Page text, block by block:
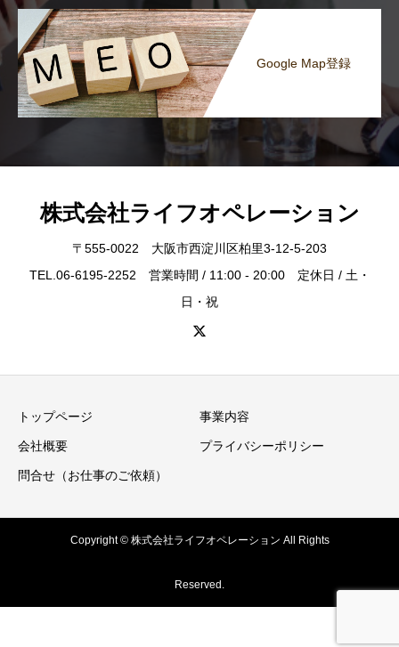
Google Map登録
株式会社ライフオペレーション
〒555-0022 大阪市西淀川区柏里3-12-5-203
TEL.06-6195-2252 営業時間 / 11:00 - 20:00 定休日 / 土・
日・祝
トップページ 事業内容
会社概要 プライバシーポリシー
問合せ（お仕事のご依頼）
Copyright © 株式会社ライフオペレーション All Rights
Reserved.